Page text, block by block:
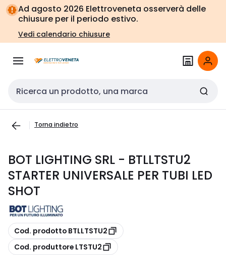
Vai alla
navigazione
Vai
alla
pagina
Ad agosto 2026 Elettroveneta osserverà delle
chiusure per il periodo estivo.
Vedi calendario chiusure
Cerca input
Torna indietro
BOT LIGHTING SRL - BTLLTSTU2
STARTER UNIVERSALE PER TUBI LED
SHOT
copia
Cod. prodotto BTLLTSTU2
copia
Cod. produttore LTSTU2